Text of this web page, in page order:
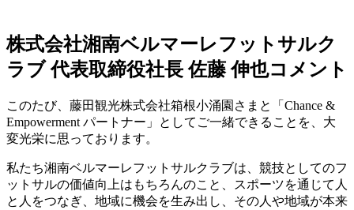
株式会社湘南ベルマーレフットサルク
ラブ 代表取締役社長 佐藤 伸也コメント
このたび、藤田観光株式会社箱根小涌園さまと「Chance &
Empowerment パートナー」としてご一緒できることを、大
変光栄に思っております。
私たち湘南ベルマーレフットサルクラブは、競技としてのフ
ットサルの価値向上はもちろんのこと、スポーツを通じて人
と人をつなぎ、地域に機会を生み出し、その人や地域が本来